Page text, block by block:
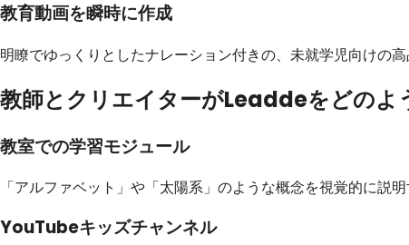
教育動画を瞬時に作成
明瞭でゆっくりとしたナレーション付きの、未就学児向けの
教師とクリエイターがLeaddeをどのよ
教室での学習モジュール
「アルファベット」や「太陽系」のような概念を視覚的に説
YouTubeキッズチャンネル